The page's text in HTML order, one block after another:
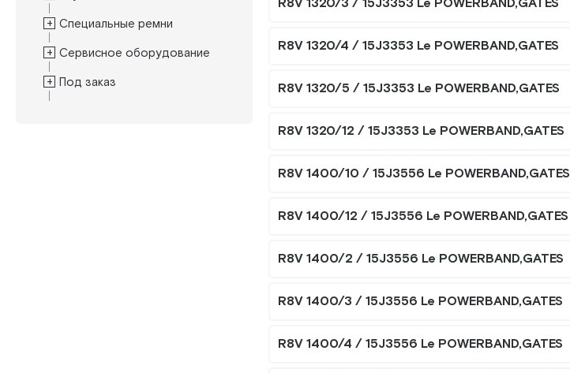
Специальные ремни
Сервисное оборудование
Под заказ
R8V 1320/4 / 15J3353 Le POWERBAND,GATES
R8V 1320/5 / 15J3353 Le POWERBAND,GATES
R8V 1320/12 / 15J3353 Le POWERBAND,GATES
R8V 1400/10 / 15J3556 Le POWERBAND,GATES
R8V 1400/12 / 15J3556 Le POWERBAND,GATES
R8V 1400/2 / 15J3556 Le POWERBAND,GATES
R8V 1400/3 / 15J3556 Le POWERBAND,GATES
R8V 1400/4 / 15J3556 Le POWERBAND,GATES